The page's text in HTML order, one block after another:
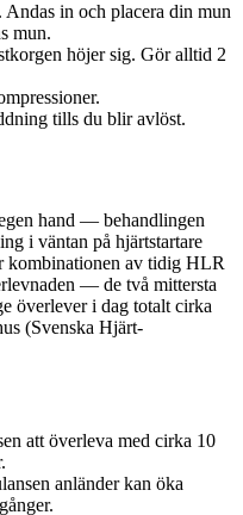
in och placera din mun
mun.
höjer sig. Gör alltid 2
tills du blir avlöst.
hand — behandlingen
i väntan på hjärtstartare
kombinationen av tidig HLR
— de två mittersta
överlever i dag totalt cirka
(Svenska Hjärt-
att överleva med cirka 10
anländer kan öka